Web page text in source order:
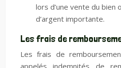
lors d’une vente du bien
d’argent importante.
Les frais de
Les frais de
appelés indemnités de